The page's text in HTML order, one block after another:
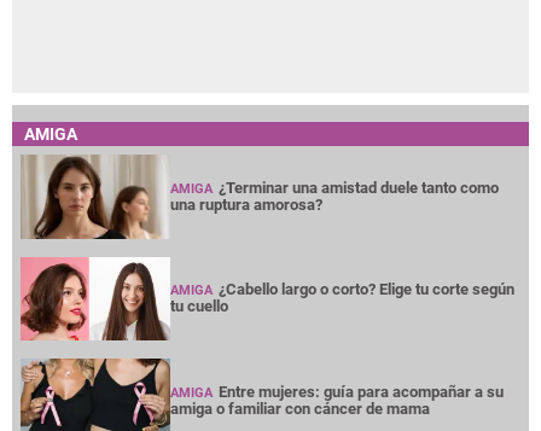
AMIGA
AMIGA ¿Terminar una amistad duele tanto como
una ruptura amorosa?
AMIGA ¿Cabello largo o corto? Elige tu corte según
tu cuello
AMIGA Entre mujeres: guía para acompañar a su
amiga o familiar con cáncer de mama